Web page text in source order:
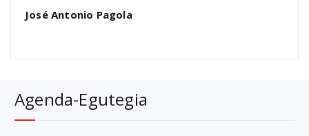
José Antonio Pagola
Agenda-Egutegia